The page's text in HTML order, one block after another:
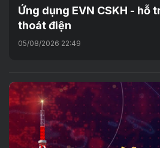
Ứng dụng EVN CSKH - hỗ
thoát điện
05/08/2026 22:49